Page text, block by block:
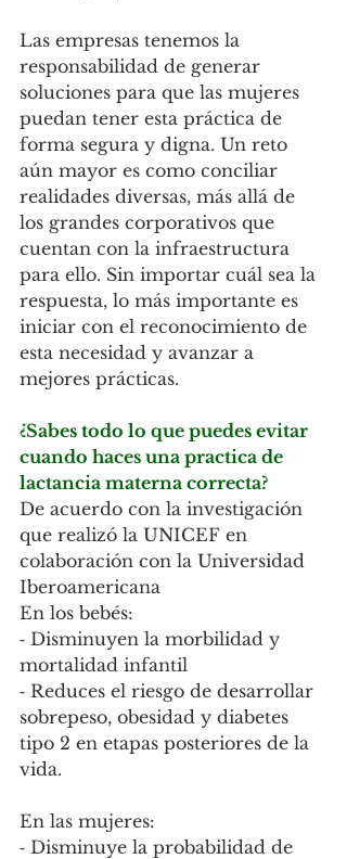
Las empresas tenemos la
responsabilidad de generar
soluciones para que las mujeres
puedan tener esta práctica de
forma segura y digna. Un reto
aún mayor es como conciliar
realidades diversas, más allá de
los grandes corporativos que
cuentan con la infraestructura
para ello. Sin importar cuál sea la
respuesta, lo más importante es
iniciar con el reconocimiento de
esta necesidad y avanzar a
mejores prácticas.
¿Sabes todo lo que puedes evitar
cuando haces una practica de
lactancia materna correcta?
De acuerdo con la investigación
que realizó la UNICEF en
colaboración con la Universidad
Iberoamericana
En los bebés:
⁃ Disminuyen la morbilidad y
mortalidad infantil
⁃ Reduces el riesgo de desarrollar
sobrepeso, obesidad y diabetes
tipo 2 en etapas posteriores de la
vida.
En las mujeres:
⁃ Disminuye la probabilidad de